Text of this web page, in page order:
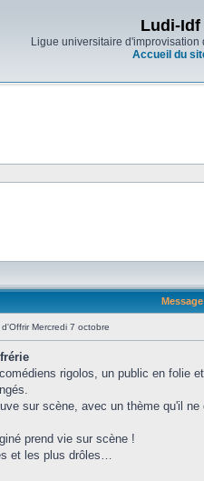
Ludi-Idf
Ligue universitaire d'improvisation
Accueil du
Message
Mercredi 7 octobre
rigolos, un public en folie
sur scène, avec un thème qu'il ne
prend vie sur scène !
et les plus drôles…